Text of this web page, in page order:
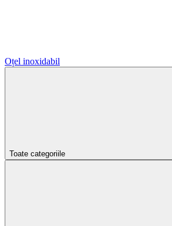
Oțel inoxidabil
Toate categoriile